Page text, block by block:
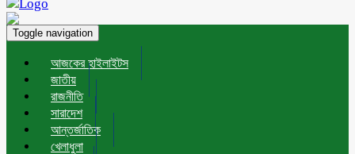
Toggle navigation
আজকের হাইলাইটস
জাতীয়
রাজনীতি
সারাদেশ
আন্তর্জাতিক
খেলাধুলা